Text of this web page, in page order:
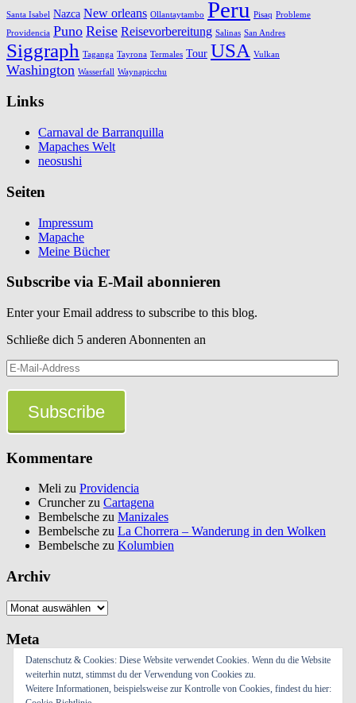
Santa Isabel Nazca New orleans Ollantaytambo Peru Pisaq Probleme
Providencia Puno Reise Reisevorbereitung Salinas San Andres
Siggraph Taganga Tayrona Termales Tour USA Vulkan
Washington Wasserfall Waynapicchu
Links
Carnaval de Barranquilla
Mapaches Welt
neosushi
Seiten
Impressum
Mapache
Meine Bücher
Subscribe via E-Mail abonnieren
Enter your Email address to subscribe to this blog.
Schließe dich 5 anderen Abonnenten an
E-
Mail-
Address
Subscribe
Kommentare
Meli zu Providencia
Cruncherzu Cartagena
Bembelsche zu Manizales
Bembelsche zu La Chorrera – Wanderung in den Wolken
Bembelsche zu Kolumbien
Archiv
Archiv
Meta
Anmelden
Eintrags-Feed
Kommentar-Feed
Datenschutz & Cookies: Diese Website verwendet Cookies. Wenn du die Website
weiterhin nutzt, stimmst du der Verwendung von Cookies zu.
Weitere Informationen, beispielsweise zur Kontrolle von Cookies, findest du hier: